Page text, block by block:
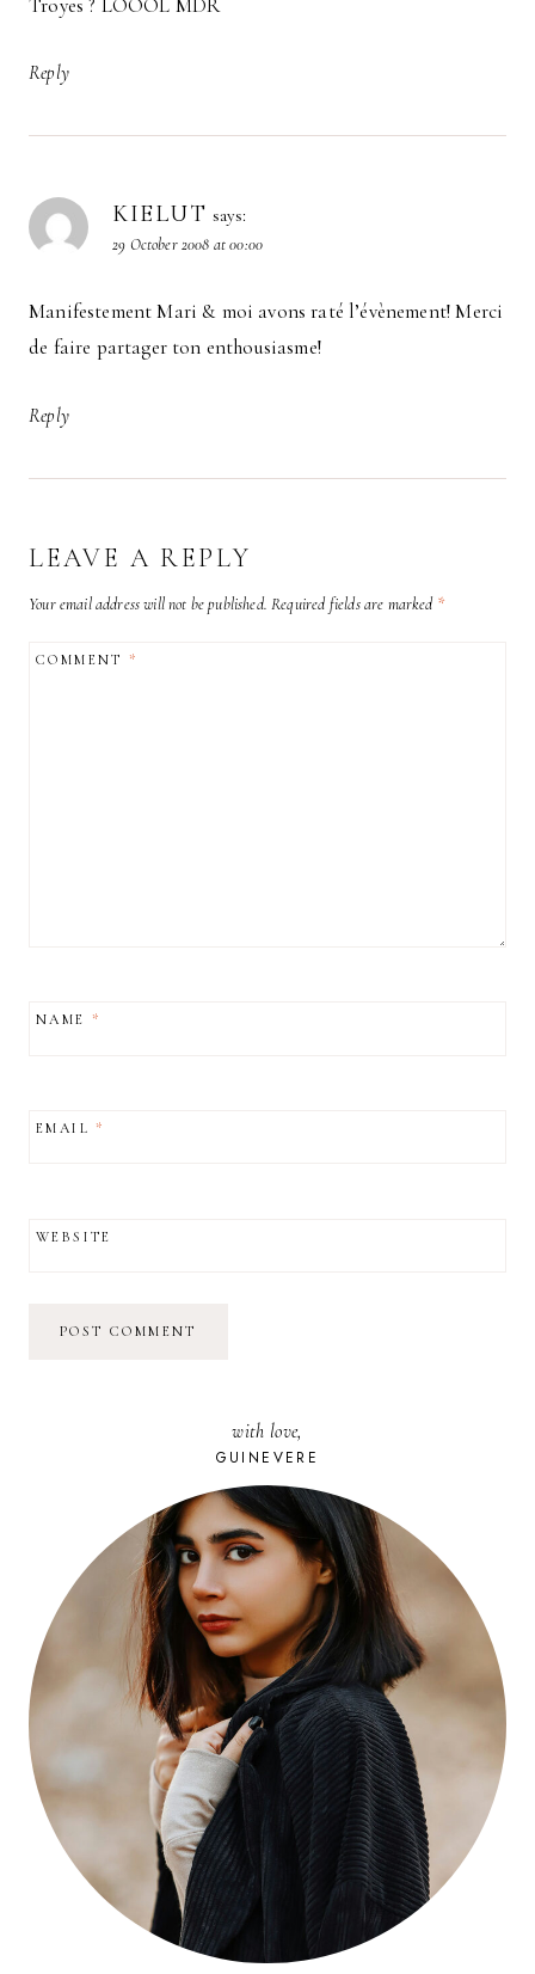
Troyes ? LOOOL MDR
Reply
KIELUT says:
29 October 2008 at 00:00
Manifestement Mari & moi avons raté l’évènement! Merci
de faire partager ton enthousiasme!
Reply
LEAVE A REPLY
Your email address will not be published. Required fields are marked *
COMMENT*
NAME *
EMAIL*
WEBSITE
with love,
GUINEVERE